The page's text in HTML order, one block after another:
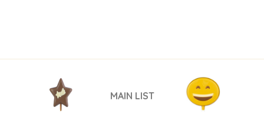
MAIN LIST